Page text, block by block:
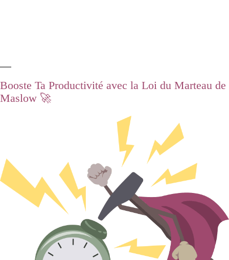
Booste Ta Productivité avec la Loi du Marteau de
Maslow 🚀